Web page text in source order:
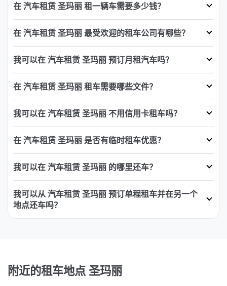
在 汽车租赁 圣玛丽 租一辆车需要多少钱？
在 汽车租赁 圣玛丽 最受欢迎的租车公司有哪些？
我可以在 汽车租赁 圣玛丽 预订月租汽车吗？
在 汽车租赁 圣玛丽 租车需要哪些文件？
我可以在 汽车租赁 圣玛丽 不用信用卡租车吗？
在 汽车租赁 圣玛丽 是否有临时租车优惠？
我可以在 汽车租赁 圣玛丽 的哪里还车？
我可以从 汽车租赁 圣玛丽 预订单程租车并在另一个
地点还车吗？
附近的租车地点 圣玛丽